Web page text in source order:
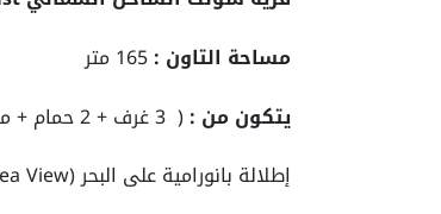
مساحة التاون :
يتكون من :( 3 غرف + 2 حمام + مطبخ + ريسيبشن قطعتين )
إطلالة بانورامية على البحر (Full Sea View)